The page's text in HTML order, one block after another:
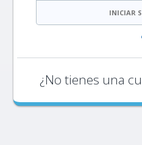
INICIAR
¿No tienes una